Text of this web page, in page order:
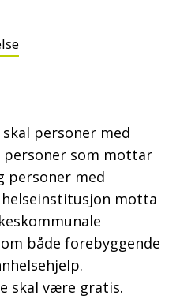
personer med
som mottar
personer med
motta
både forebyggende
skal være gratis.